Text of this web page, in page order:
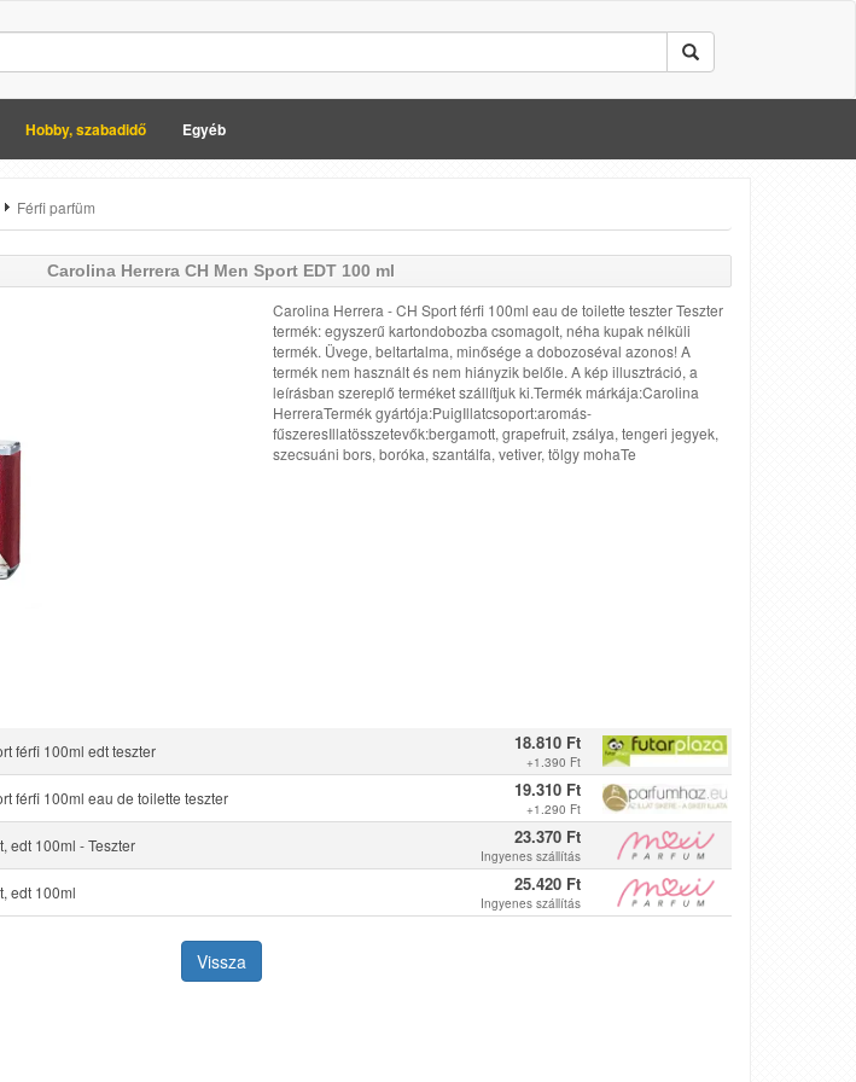
Hobby, szabadidő Egyéb
Férfi parfüm
Carolina Herrera CH Men Sport EDT 100 ml
Carolina Herrera - CH Sport férfi 100ml eau de toilette teszter Teszter
termék: egyszerű kartondobozba csomagolt, néha kupak nélküli
termék. Üvege, beltartalma, minősége a dobozoséval azonos! A
termék nem használt és nem hiányzik belőle. A kép illusztráció, a
leírásban szereplő terméket szállítjuk ki.Termék márkája:Carolina
HerreraTermék gyártója:PuigIllatcsoport:aromás-
fűszeresIllatösszetevők:bergamott, grapefruit, zsálya, tengeri jegyek,
szecsuáni bors, boróka, szantálfa, vetiver, tölgy mohaTe
férfi 100ml edt teszter 18.810 Ft
+1.390 Ft
férfi 100ml eau de toilette teszter 19.310 Ft
+1.290 Ft
edt 100ml - Teszter 23.370 Ft
Ingyenes szállítás
edt 100ml 25.420 Ft
Ingyenes szállítás
Vissza